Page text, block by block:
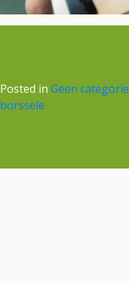
Posted in Geen categorie
borssele